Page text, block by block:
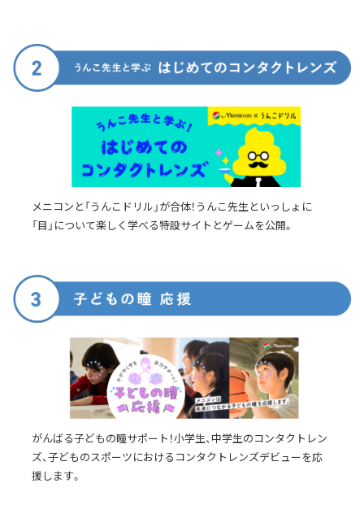
メニコンと「うんこドリル」が合体！うんこ先生といっしょに
「目」について楽しく学べる特設サイトとゲームを公開。
がんばる子どもの瞳サポート！小学生、中学生のコンタクトレン
ズ、子どものスポーツにおけるコンタクトレンズデビューを応
援します。